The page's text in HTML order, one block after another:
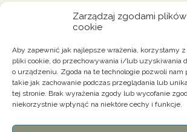
Zarządzaj zgodami plików
cookie
Aby zapewnić jak najlepsze wrażenia, korzystamy
pliki cookie, do przechowywania i/lub uzyskiwania
o urządzeniu. Zgoda na te technologie pozwoli nam
takie jak zachowanie podczas przeglądania lub
tej stronie. Brak wyrażenia zgody lub wycofanie
niekorzystnie wpłynąć na niektóre cechy i funkcje.